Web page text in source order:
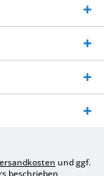
und ggf.